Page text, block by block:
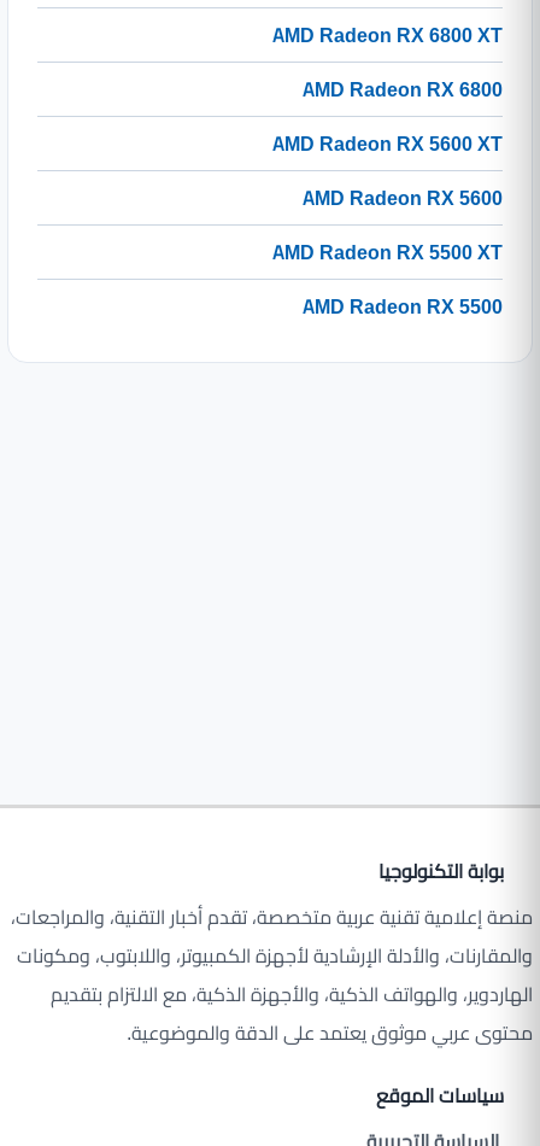
AMD Radeon RX 6800 XT
AMD Radeon RX 6800
AMD Radeon RX 5600 XT
AMD Radeon RX 5600
AMD Radeon RX 5500 XT
AMD Radeon RX 5500
بوابة التكنولوجيا
منصة إعلامية تقنية عربية متخصصة، تقدم أخبار التقنية، والمراجعات،
والمقارنات، والأدلة الإرشادية لأجهزة الكمبيوتر، واللابتوب، ومكونات
الهاردوير، والهواتف الذكية، والأجهزة الذكية، مع الالتزام بتقديم
محتوى عربي موثوق يعتمد على الدقة والموضوعية.
سياسات الموقع